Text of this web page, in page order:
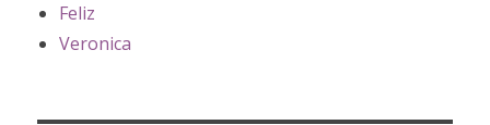
Feliz
Veronica